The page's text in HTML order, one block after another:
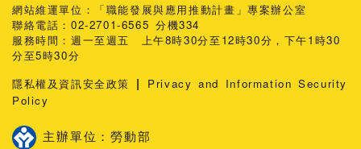
網站維運單位：「職能發展與應用推動計畫」專案辦公室
聯絡電話：02-2701-6565 分機334
服務時間：週一至週五 上午8時30分至12時30分，下午1時30
分至5時30分
隱私權及資訊安全政策 |
Privacy and Information Security
Policy
主辦單位：勞動部